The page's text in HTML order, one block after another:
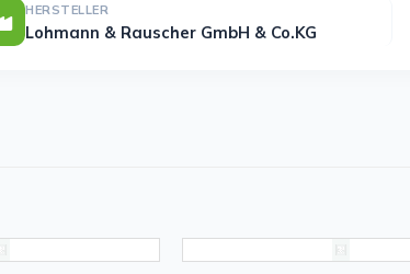
HERSTELLER
Lohmann & Rauscher GmbH & Co.KG